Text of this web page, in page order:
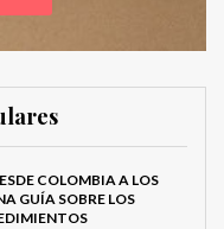
COLOMBIA A LOS
GUÍA SOBRE LOS